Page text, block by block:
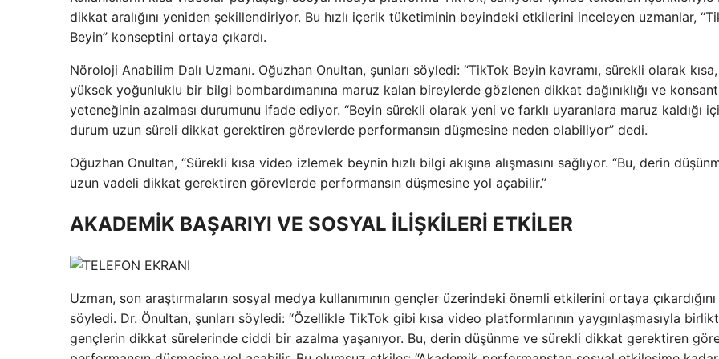
dikkat aralığını yeniden şekillendiriyor. Bu hızlı içerik tüketiminin beyindeki etkilerini inceleyen uzmanlar,
Beyin” konseptini ortaya çıkardı.
Nöroloji Anabilim Dalı Uzmanı. Oğuzhan Onultan, şunları söyledi: “TikTok Beyin kavramı, sürekli olarak kısa,
yüksek yoğunluklu bir bilgi bombardımanına maruz kalan bireylerde gözlenen dikkat dağınıklığı ve
yeteneğinin azalması durumunu ifade ediyor. “Beyin sürekli olarak yeni ve farklı uyaranlara maruz kaldığı
durum uzun süreli dikkat gerektiren görevlerde performansın düşmesine neden olabiliyor” dedi.
Oğuzhan Onultan, “Sürekli kısa video izlemek beynin hızlı bilgi akışına alışmasını sağlıyor. “Bu, derin
uzun vadeli dikkat gerektiren görevlerde performansın düşmesine yol açabilir.”
AKADEMİK BAŞARIYI VE SOSYAL İLİŞKİLERİ ETKİLER
Uzman, son araştırmaların sosyal medya kullanımının gençler üzerindeki önemli etkilerini ortaya çıkardığını
söyledi. Dr. Önultan, şunları söyledi: “Özellikle TikTok gibi kısa video platformlarının yaygınlaşmasıyla
gençlerin dikkat sürelerinde ciddi bir azalma yaşanıyor. Bu, derin düşünme ve sürekli dikkat gerektiren